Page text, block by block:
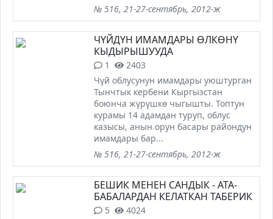
№ 516, 21-27-сентябрь, 2012-ж
ЧҮЙДҮН ИМАМДАРЫ ӨЛКӨНҮ
КЫДЫРЫШУУДА
1
2403
Чүй облусунун имамдары уюштурган
Тынчтык кербени Кыргызстан
боюнча жүрүшкө чыгышты. Топтун
курамы 14 адамдан туруп, облус
казысы, анын орун басары райондун
имамдары бар...
№ 516, 21-27-сентябрь, 2012-ж
БЕШИК МЕНЕН САНДЫК - АТА-
БАБАЛАРДАН КЕЛАТКАН ТАБЕРИК
5
4024